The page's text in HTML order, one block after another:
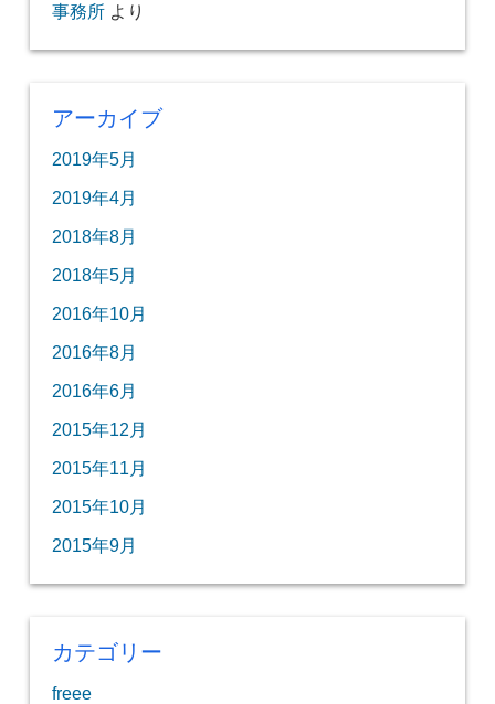
事務所より
アーカイブ
2019年5月
2019年4月
2018年8月
2018年5月
2016年10月
2016年8月
2016年6月
2015年12月
2015年11月
2015年10月
2015年9月
カテゴリー
freee